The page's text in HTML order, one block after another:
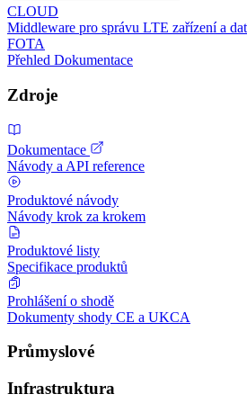
CLOUD
Middleware pro správu LTE zařízení a
FOTA
Přehled Dokumentace
Zdroje
Dokumentace
Návody a API reference
Produktové návody
Návody krok za krokem
Produktové listy
Specifikace produktů
Prohlášení o shodě
Dokumenty shody CE a UKCA
Průmyslové
Infrastruktura